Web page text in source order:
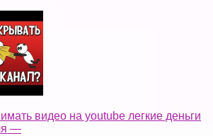
видео на youtube легкие деньги
—